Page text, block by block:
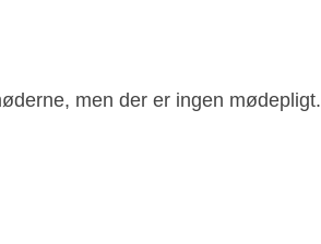
men der er ingen mødepligt.